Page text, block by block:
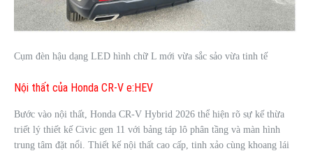
Cụm đèn hậu dạng LED hình chữ L mới vừa sắc sảo vừa tinh tế
Nội thất của Honda CR-V e:HEV
Bước vào nội thất, Honda CR-V Hybrid 2026 thể hiện rõ sự kế thừa
triết lý thiết kế Civic gen 11 với bảng táp lô phân tầng và màn hình
trung tâm đặt nổi. Thiết kế nội thất cao cấp, tinh xảo cùng khoang lái